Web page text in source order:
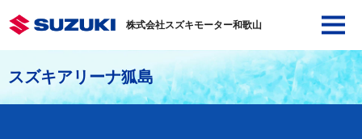
株式会社スズキモーター和歌山
スズキアリーナ狐島